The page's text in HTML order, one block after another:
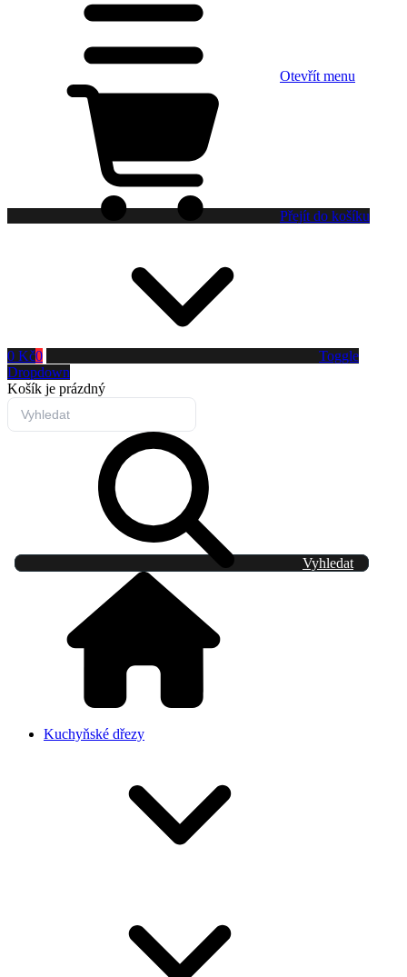
Otevřít menu
Přejít do košíku
0 Kč0
Toggle
Dropdown
Košík je prázdný
Vyhledat
Kuchyňské dřezy